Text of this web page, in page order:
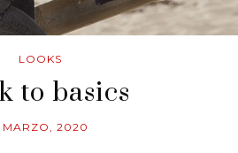
LOOKS
to basics
MARZO, 2020